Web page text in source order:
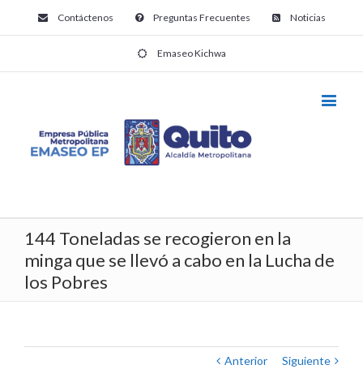
Contáctenos Preguntas Frecuentes Noticias
Emaseo Kichwa
144 Toneladas se recogieron en la
minga que se llevó a cabo en la Lucha de
los Pobres
Anterior Siguiente